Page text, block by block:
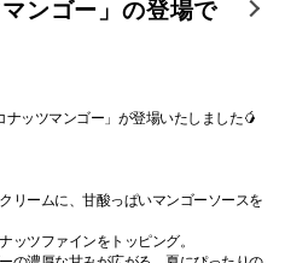
ンゴー」の登場で
ッツマンゴー」が登場いたしました🥭
リームに、甘酸っぱいマンゴーソースを
ッツファインをトッピング。